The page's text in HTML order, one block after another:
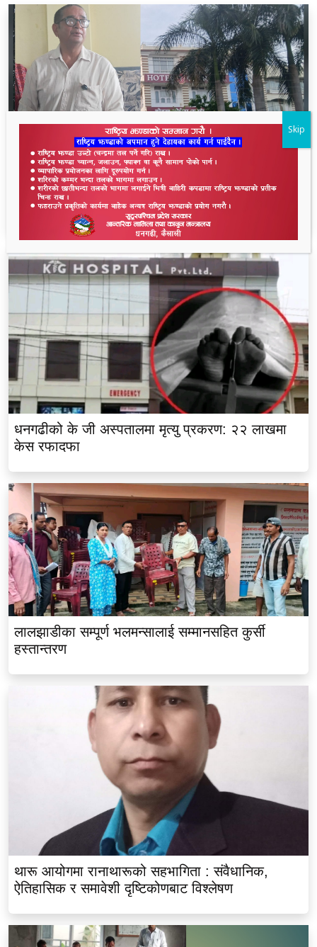
निर्मला हत्याकाण्डमा होटल ओपेराबाटै छानबिन हुनुपर्छ ः
पत्रकार भण्डारी
धनगढीको के जी अस्पतालमा मृत्यु प्रकरण: २२ लाखमा
केस रफादफा
लालझाडीका सम्पूर्ण भलमन्सालाई सम्मानसहित कुर्सी
हस्तान्तरण
थारू आयोगमा रानाथारूको सहभागिता : संवैधानिक,
ऐतिहासिक र समावेशी दृष्टिकोणबाट विश्लेषण
Skip